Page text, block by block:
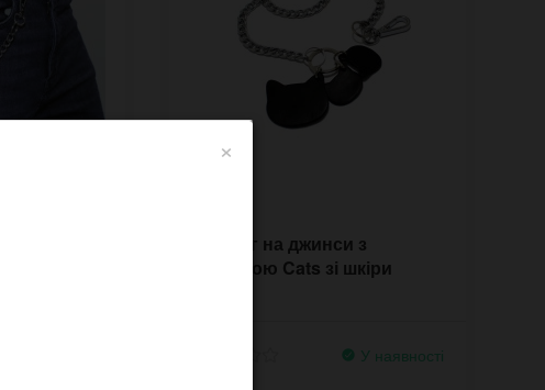
Ланцюг на джинси з
підвіскою Cats зі шкіри
У наявності
×